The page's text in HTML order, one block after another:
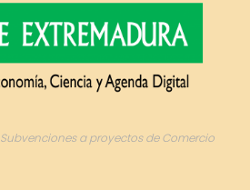
Subvenciones a proyectos de Comercio